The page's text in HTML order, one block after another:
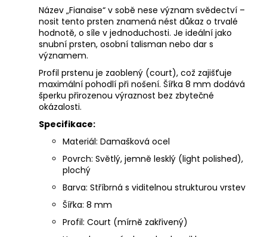
Název „Fianaise“ v sobě nese význam svědectví –
nosit tento prsten znamená nést důkaz o trvalé
hodnotě, o síle v jednoduchosti. Je ideální jako
snubní prsten, osobní talisman nebo dar s
významem.
Profil prstenu je zaoblený (court), což zajišťuje
maximální pohodlí při nošení. Šířka 8 mm dodává
šperku přirozenou výraznost bez zbytečné
okázalosti.
Specifikace:
Materiál: Damašková ocel
Povrch: Světlý, jemně lesklý (light polished),
plochý
Barva: Stříbrná s viditelnou strukturou vrstev
Šířka: 8 mm
Profil: Court (mírně zakřivený)